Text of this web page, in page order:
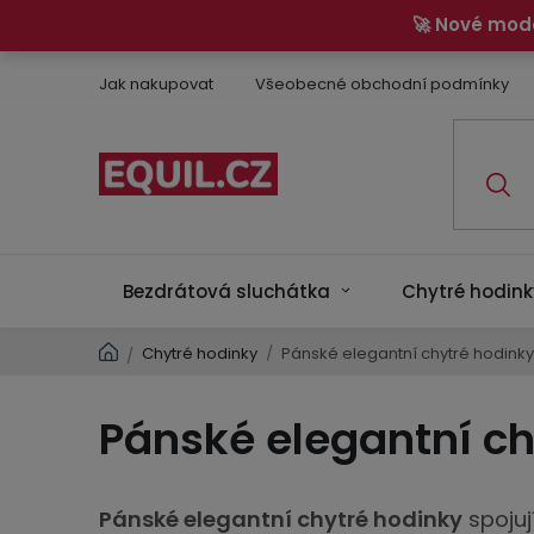
🚀 Nové
Jak nakupovat Všeobecné obchodní podmínky
Bezdrátová sluchátka Chytré
Domů
/ Chytré hodinky / Pánské elegantní chytré hodinky
Pánské elegantní
Pánské elegantní chytré hodinky